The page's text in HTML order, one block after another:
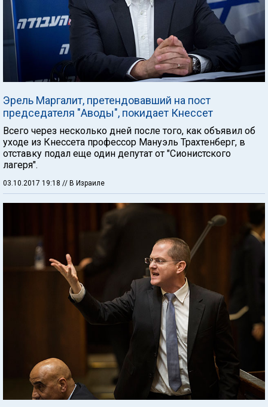
Эрель Маргалит, претендовавший на пост
председателя "Аводы", покидает Кнессет
Всего через несколько дней после того, как объявил об
уходе из Кнессета профессор Мануэль Трахтенберг, в
отставку подал еще один депутат от "Сионистского
лагеря".
03.10.2017 19:18 // В Израиле